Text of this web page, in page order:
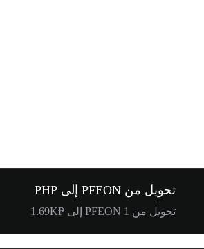
تحويل من PFEON إلى PHP
تحويل من 1 PFEON إلى ₱1.69K